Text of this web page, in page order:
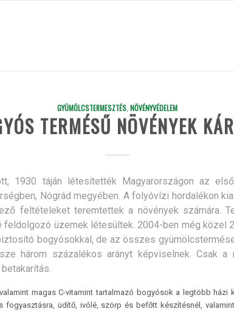
GYÜMÖLCSTERMESZTÉS, NÖVÉNYVÉDELEM
TERMÉSŰ NÖVÉNYEK
1930 táján létesítették Magyarországon az
Nógrád megyében. A folyóvízi hordalékon
feltételeket teremtettek a növények számára.
feldolgozó üzemek létesültek. 2004-ben még közel
bogyósokkal, de az összes
három százalékos arányt képviselnek. Csak a
magas C-vitamint tartalmazó bogyósok a legtöbb házi
fogyasztásra, üdítő, ivólé, szörp és befőtt készítésnél,